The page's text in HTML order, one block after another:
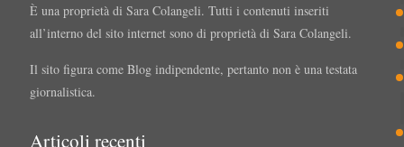
È una proprietà di Sara Colangeli. Tutti i contenuti inseriti
all’interno del sito internet sono di proprietà di Sara Colangeli.
Il sito figura come Blog indipendente, pertanto non è una testata
giornalistica.
Articoli recenti